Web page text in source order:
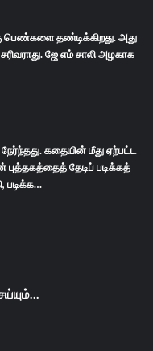
பெண்களை தண்டிக்கிறது. அது
ஜே எம் சாலி அழகாக
கதையின் மீது ஏற்பட்ட
தேடிப் படிக்கத்
படிக்க…